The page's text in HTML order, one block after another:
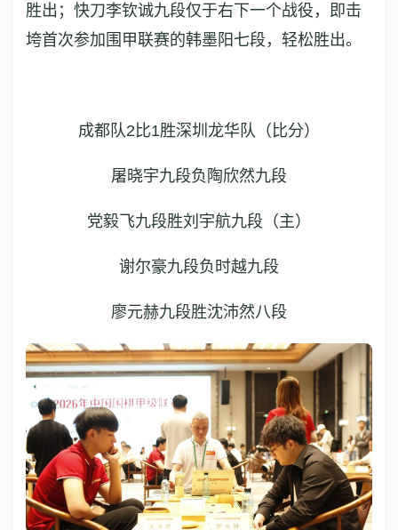
胜出；快刀李钦诚九段仅于右下一个战役，即击
垮首次参加围甲联赛的韩墨阳七段，轻松胜出。
成都队2比1胜深圳龙华队 （比分）
屠晓宇九段负陶欣然九段
党毅飞九段胜刘宇航九段（主）
谢尔豪九段负时越九段
廖元赫九段胜沈沛然八段